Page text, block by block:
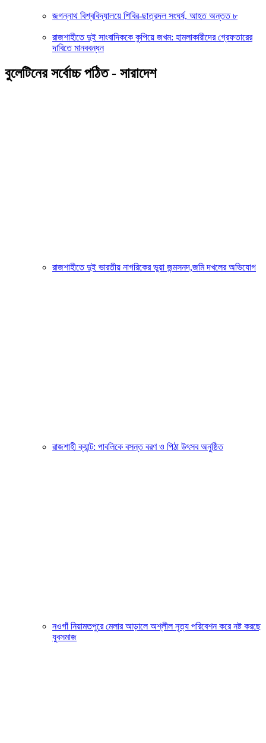
জগন্নাথ বিশ্ববিদ্যালয়ে শিবির-ছাত্রদল সংঘর্ষ, আহত অন্তত ৮
রাজশাহীতে দুই সাংবাদিককে কুপিয়ে জখম: হামলাকারীদের গ্রেফতারের
দাবিতে মানববন্ধন
বুলেটিনের সর্বোচ্চ পঠিত - সারাদেশ
রাজশাহীতে দুই ভারতীয় নাগরিকের ভুয়া জন্মসনদ,জমি দখলের অভিযোগ
রাজশাহী ক্যান্ট: পাবলিকে বসন্ত বরণ ও পিঠা উৎসব অনুষ্ঠিত
নওগাঁ নিয়ামতপুরে মেলার আড়ালে অশ্লীল নৃত্য পরিবেশন করে নষ্ট করছে
যুবসমাজ